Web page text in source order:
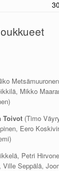
Mikko
Toivot(Timo
Eero
Petri
Seppälä,